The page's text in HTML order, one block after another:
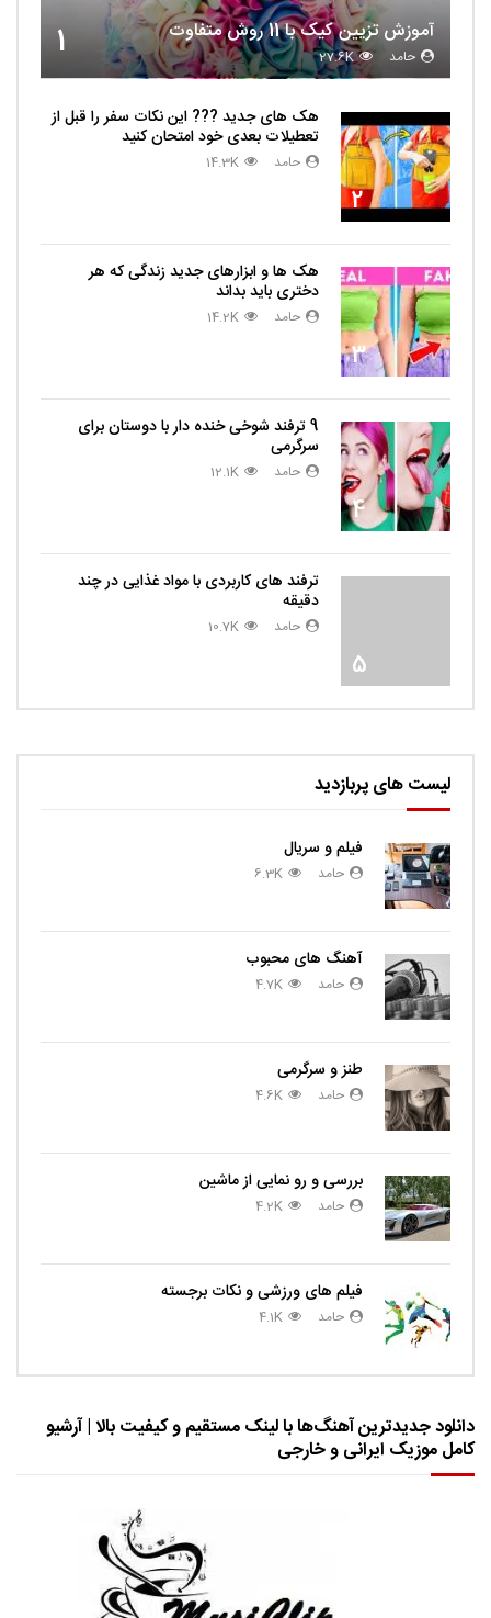
1 آموزش تزیین کیک با 11 روش متفاوت
حامد 27.6K
2
هک های جدید ??️? این نکات سفر را قبل از
تعطیلات بعدی خود امتحان کنید
حامد 14.3K
3
هک ها و ابزارهای جدید زندگی که هر
دختری باید بداند
حامد 14.2K
4
9 ترفند شوخی خنده دار با دوستان برای
سرگرمی
حامد 12.1K
5
ترفند های کاربردی با مواد غذایی در چند
دقیقه
حامد 10.7K
لیست های پربازدید
فیلم و سریال
حامد 6.3K
آهنگ های محبوب
حامد 4.7K
طنز و سرگرمی
حامد 4.6K
بررسی و رو نمایی از ماشین
حامد 4.2K
فیلم های ورزشی و نکات برجسته
حامد 4.1K
دانلود جدیدترین آهنگ‌ها با لینک مستقیم و کیفیت بالا | آرشیو
کامل موزیک ایرانی و خارجی